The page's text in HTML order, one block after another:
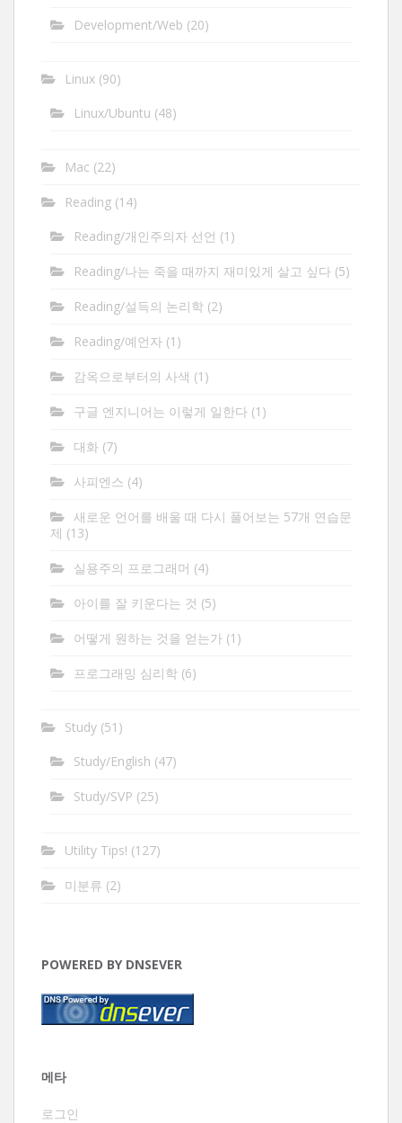
Development/Web (20)
Linux (90)
Linux/Ubuntu (48)
Mac (22)
Reading (14)
Reading/개인주의자 선언 (1)
Reading/나는 죽을 때까지 재미있게 살고 싶다 (5)
Reading/설득의 논리학 (2)
Reading/예언자 (1)
감옥으로부터의 사색 (1)
구글 엔지니어는 이렇게 일한다 (1)
대화 (7)
사피엔스 (4)
새로운 언어를 배울 때 다시 풀어보는 57개 연습문
제 (13)
실용주의 프로그래머 (4)
아이를 잘 키운다는 것 (5)
어떻게 원하는 것을 얻는가 (1)
프로그래밍 심리학 (6)
Study (51)
Study/English (47)
Study/SVP (25)
Utility Tips! (127)
미분류 (2)
POWERED BY DNSEVER
메타
로그인